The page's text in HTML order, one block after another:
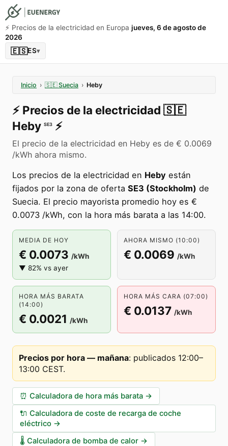
⚡️ Precios de la electricidad en Europa jueves, 6 de agosto de
2026
🇪🇸ES▾
Inicio › 🇸🇪 Suecia › Heby
⚡️ Precios de la electricidad 🇸🇪
Heby SE3 ⚡️
El precio de la electricidad en Heby es de € 0.0069
/kWh ahora mismo.
Los precios de la electricidad en Heby están
fijados por la zona de oferta SE3 (Stockholm) de
Suecia. El precio mayorista promedio hoy es €
0.0073 /kWh, con la hora más barata a las 14:00.
MEDIA DE HOY
€ 0.0073 /kWh
▼ 82% vs ayer
AHORA MISMO (10:00)
€ 0.0069 /kWh
HORA MÁS BARATA
(14:00)
€ 0.0021 /kWh
HORA MÁS CARA (07:00)
€ 0.0137 /kWh
Precios por hora — mañana: publicados 12:00–
13:00 CEST.
⏰ Calculadora de hora más barata →
🔌 Calculadora de coste de recarga de coche
eléctrico →
🌡️ Calculadora de bomba de calor →